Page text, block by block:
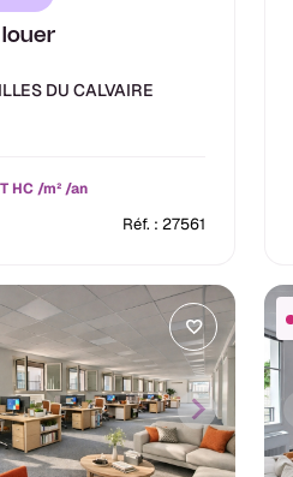
louer
DU CALVAIRE
HC /m² /an
Réf. : 27561